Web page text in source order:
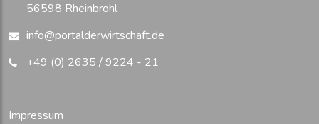
56598 Rheinbrohl
info@portalderwirtschaft.de
+49 (0) 2635 / 9224 - 21
Impressum